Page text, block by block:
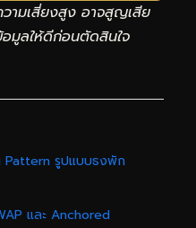
ามเสี่ยงสูง อาจสูญเสีย
มูลให้ดีก่อนตัดสินใจ
Pattern รูปแบบธงพัก
และ Anchored